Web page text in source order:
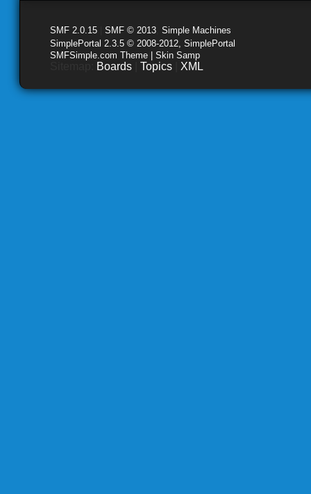
SMF 2.0.15 SMF © 2013 Simple Machines
SimplePortal 2.3.5 © 2008-2012, SimplePortal
SMFSimple.com Theme | Skin Samp
Boards Topics XML